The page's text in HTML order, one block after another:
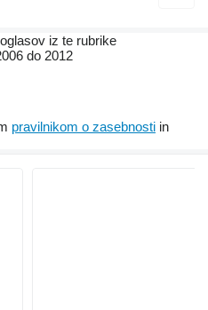
iz te rubrike
do 2012
pravilnikom o zasebnosti in